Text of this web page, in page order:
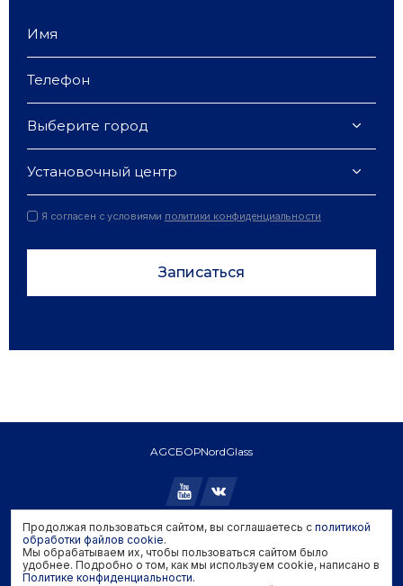
Выберите город
Установочный центр
Я согласен с условиями политики конфиденциальности
Записаться
AGCБОРNordGlass
Copyright © 2026 AGC. All rights reserved.
Политика конфиденциальности
Политика обработки файлов cookie
Продолжая пользоваться сайтом, вы соглашаетесь с политикой
обработки файлов cookie.
Мы обрабатываем их, чтобы пользоваться сайтом было
удобнее. Подробно о том, как мы используем cookie, написано в
Политике конфиденциальности.